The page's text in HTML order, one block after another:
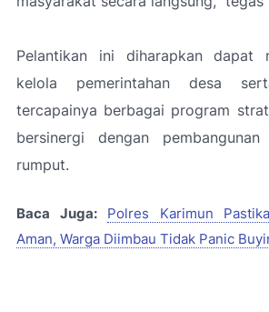
Pelantikan ini diharapkan dapat
kelola pemerintahan desa
tercapainya berbagai program
bersinergi dengan
rumput.
Baca Juga:
Polres Karimun
Aman, Warga Diimbau Tidak Panic